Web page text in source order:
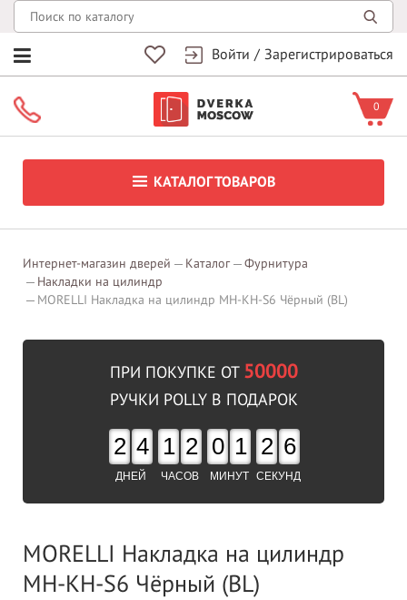
Войти / Зарегистрироваться
0
КАТАЛОГ ТОВАРОВ
Интернет-магазин дверей Каталог
Фурнитура
Накладки на цилиндр
MORELLI Накладка на цилиндр MH-KH-S6 Чёрный (BL)
ПРИ ПОКУПКЕ ОТ 50000
РУЧКИ POLLY В ПОДАРОК
2 4
ДНЕЙ
1 2
ЧАСОВ
0 1
МИНУТ
2 6
СЕКУНД
MORELLI Накладка на цилиндр
MH-KH-S6 Чёрный (BL)